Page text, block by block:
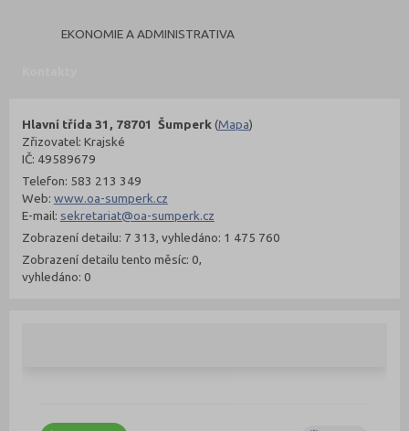
EKONOMIE A ADMINISTRATIVA
Hlavní třída 31, 78701 Šumperk(Mapa)
Zřizovatel: Krajské
IČ: 49589679
Telefon: 583 213 349
Web: www.oa-sumperk.cz
E-mail: sekretariat@oa-sumperk.cz
Zobrazení detailu: 7 313, vyhledáno: 1 475 760
Zobrazení detailu tento měsíc: 0,
vyhledáno: 0